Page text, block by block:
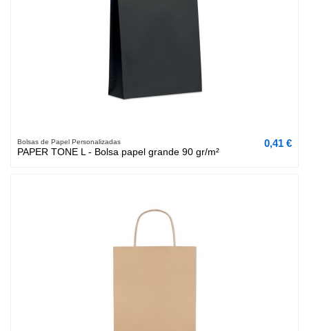
Bolsas de Papel Personalizadas
PAPER TONE L - Bolsa papel grande 90 gr/m²
0,41 €